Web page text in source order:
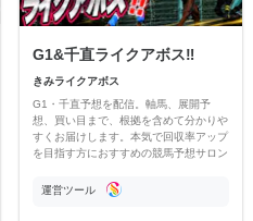
G1&千直ライクアボス‼️
きみライクアボス
G1・千直予想を配信。軸馬、展開予
想、買い目まで、根拠を含めて分かりや
すくお届けします。本気で回収率アップ
を目指す方におすすめの競馬予想サロン
運営ツール